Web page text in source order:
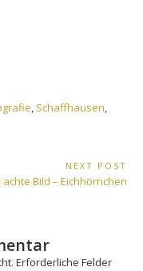
, Schaffhausen,
NEXT POST
achte Bild – Eichhörnchen
Erforderliche Felder